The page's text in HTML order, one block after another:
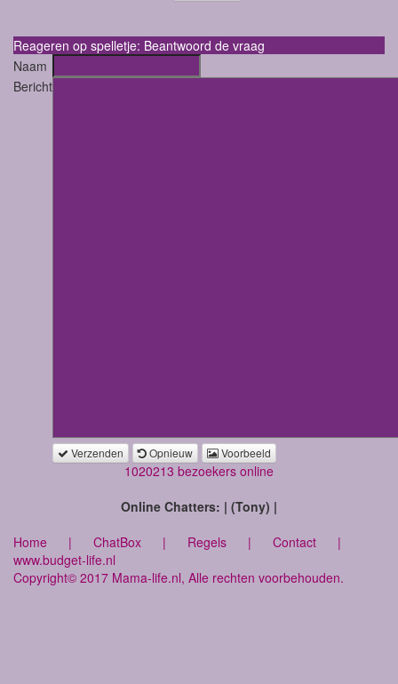
Reageren op spelletje: Beantwoord de vraag
Naam
Bericht
Verzenden Opnieuw Voorbeeld
1020213 bezoekers online
Online Chatters: | (Tony) |
Home | ChatBox | Regels | Contact |
www.budget-life.nl
Copyright© 2017 Mama-life.nl, Alle rechten voorbehouden.